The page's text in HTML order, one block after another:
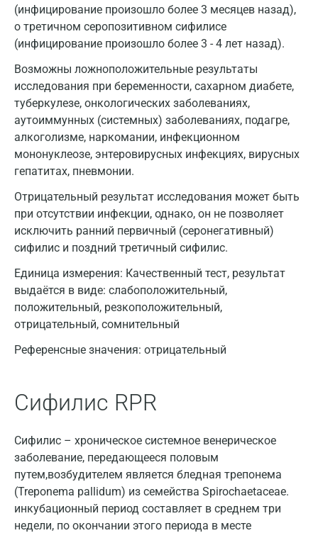
(инфицирование произошло более 3 месяцев назад),
о третичном серопозитивном сифилисе
(инфицирование произошло более 3 - 4 лет назад).
Возможны ложноположительные результаты
исследования при беременности, сахарном диабете,
туберкулезе, онкологических заболеваниях,
аутоиммунных (системных) заболеваниях, подагре,
алкоголизме, наркомании, инфекционном
мононуклеозе, энтеровирусных инфекциях, вирусных
гепатитах, пневмонии.
Отрицательный результат исследования может быть
при отсутствии инфекции, однако, он не позволяет
исключить ранний первичный (серонегативный)
сифилис и поздний третичный сифилис.
Единица измерения: Качественный тест, результат
выдаётся в виде: слабоположительный,
положительный, резкоположительный,
отрицательный, сомнительный
Референсные значения: отрицательный
Сифилис RPR
Сифилис – хроническое системное венерическое
заболевание, передающееся половым
путем,возбудителем является бледная трепонема
(Treponema pallidum) из семейства Spirochaetaceae.
инкубационный период составляет в среднем три
недели, по окончании этого периода в месте